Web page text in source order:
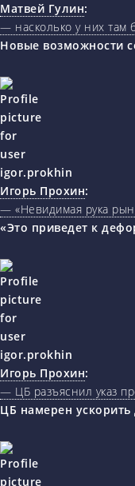
Матвей Гулин:
— насколько у них там
Новые возможности
Игорь Прохин:
— «Невидимая рука
«Это приведет к
Игорь Прохин:
— ЦБ разъяснил указ
ЦБ намерен